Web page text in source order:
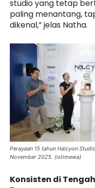
studio yang tetap
paling menantang,
dikenal,” jelas Natha.
Perayaan 15 tahun Halcyon
November 2025. (istimewa)
Konsisten di